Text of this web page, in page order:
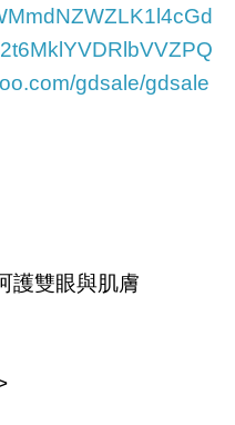
gdsale/gdsale
護雙眼與肌膚